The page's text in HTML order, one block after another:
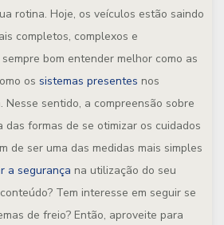
rotina. Hoje, os veículos estão saindo
completos, complexos e
bom entender melhor como as
os sistemas presentes nos
Nesse sentido, a compreensão sobre
das formas de se otimizar os cuidados
de ser uma das medidas mais simples
a segurança na utilização do seu
Tem interesse em seguir se
de freio? Então, aproveite para